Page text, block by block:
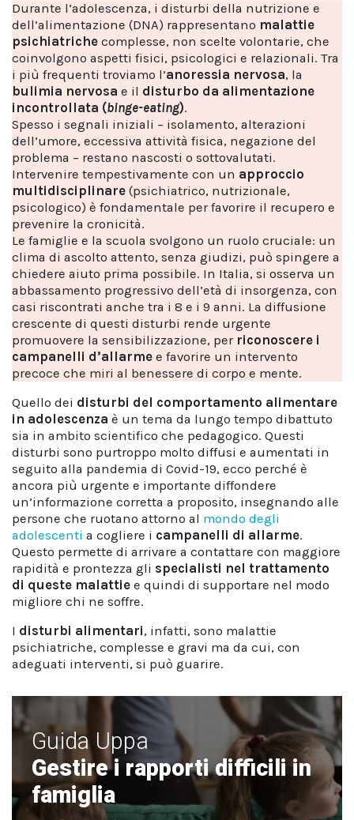
Durante l’adolescenza, i disturbi della nutrizione e
dell’alimentazione (DNA) rappresentano malattie
psichiatriche complesse, non scelte volontarie, che
coinvolgono aspetti fisici, psicologici e relazionali. Tra
i più frequenti troviamo l’anoressia nervosa, la
bulimia nervosa e il disturbo da alimentazione
incontrollata (binge-eating).
Spesso i segnali iniziali – isolamento, alterazioni
dell’umore, eccessiva attività fisica, negazione del
problema – restano nascosti o sottovalutati.
Intervenire tempestivamente con un approccio
multidisciplinare (psichiatrico, nutrizionale,
psicologico) è fondamentale per favorire il recupero e
prevenire la cronicità.
Le famiglie e la scuola svolgono un ruolo cruciale: un
clima di ascolto attento, senza giudizi, può spingere a
chiedere aiuto prima possibile. In Italia, si osserva un
abbassamento progressivo dell’età di insorgenza, con
casi riscontrati anche tra i 8 e i 9 anni. La diffusione
crescente di questi disturbi rende urgente
promuovere la sensibilizzazione, per riconoscere i
campanelli d’allarme e favorire un intervento
precoce che miri al benessere di corpo e mente.
Quello dei disturbi del comportamento alimentare
in adolescenza è un tema da lungo tempo dibattuto
sia in ambito scientifico che pedagogico. Questi
disturbi sono purtroppo molto diffusi e aumentati in
seguito alla pandemia di Covid-19, ecco perché è
ancora più urgente e importante diffondere
un’informazione corretta a proposito, insegnando alle
persone che ruotano attorno al mondo degli
adolescenti a cogliere i campanelli di allarme.
Questo permette di arrivare a contattare con maggiore
rapidità e prontezza gli specialisti nel trattamento
di queste malattie e quindi di supportare nel modo
migliore chi ne soffre.
I disturbi alimentari, infatti, sono malattie
psichiatriche, complesse e gravi ma da cui, con
adeguati interventi, si può guarire.
Guida Uppa
Gestire i rapporti difficili in
famiglia